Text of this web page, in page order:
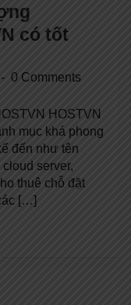
có tốt
0 Comments
HOSTVN
mục khá phong
đến như tên
server,
thuê chỗ đặt
[…]